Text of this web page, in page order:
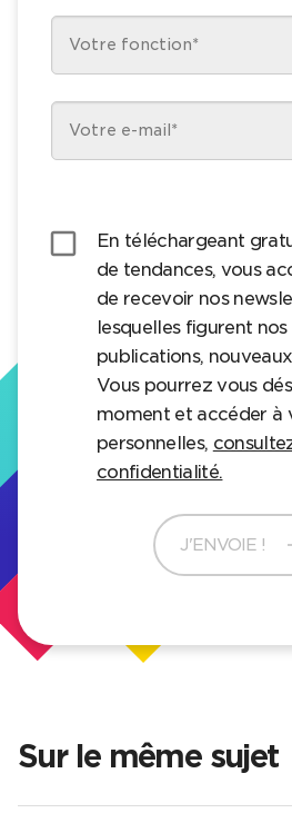
check_box_outline_blank
En téléchargeant
de tendances, vous
de recevoir nos
lesquelles figurent
publications,
Vous pourrez vous
moment et accéder à
personnelles,
confidentialité.
J'ENVOIE !
Sur le même sujet